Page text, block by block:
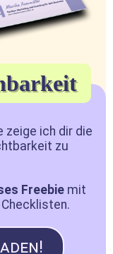
zeige ich dir die
zu
Freebiemit